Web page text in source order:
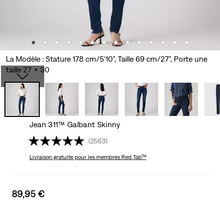
La Modèle : Stature 178 cm/5'10", Taille 69 cm/27", Porte une
taille 27 x 30
Jean 311™ Galbant Skinny
(2563)
Livraison gratuitepour les membres Red Tab™
Sale
89,95 €